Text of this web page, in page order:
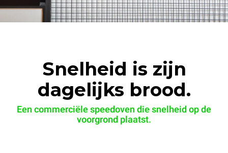
Snelheid is zijn
dagelijks brood.
Een commerciële speedoven die snelheid op de
voorgrond plaatst.